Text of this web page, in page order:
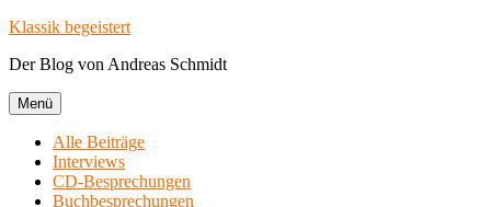
Zum
springen
Klassik begeistert
Der Blog von Andreas Schmidt
Menü
Alle Beiträge
Interviews
CD-Besprechungen
Buchbesprechungen